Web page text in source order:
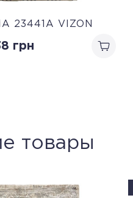
23441A VIZON
грн
товары